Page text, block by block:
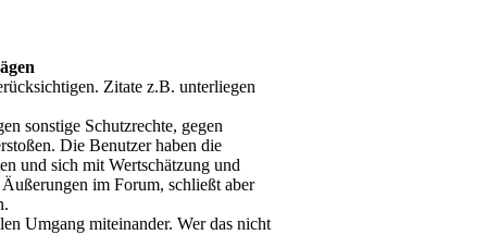
Zitate z.B. unterliegen
sonstige Schutzrechte, gegen
Die Benutzer haben die
und sich mit Wertschätzung und
im Forum, schließt aber
Umgang miteinander. Wer das nicht